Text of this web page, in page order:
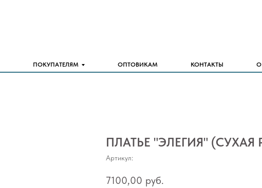
ПОКУПАТЕЛЯМ ОПТОВИКАМ КОНТАКТЫ О
ПЛАТЬЕ "ЭЛЕГИЯ" (СУХАЯ
Артикул:
7100,00 руб.